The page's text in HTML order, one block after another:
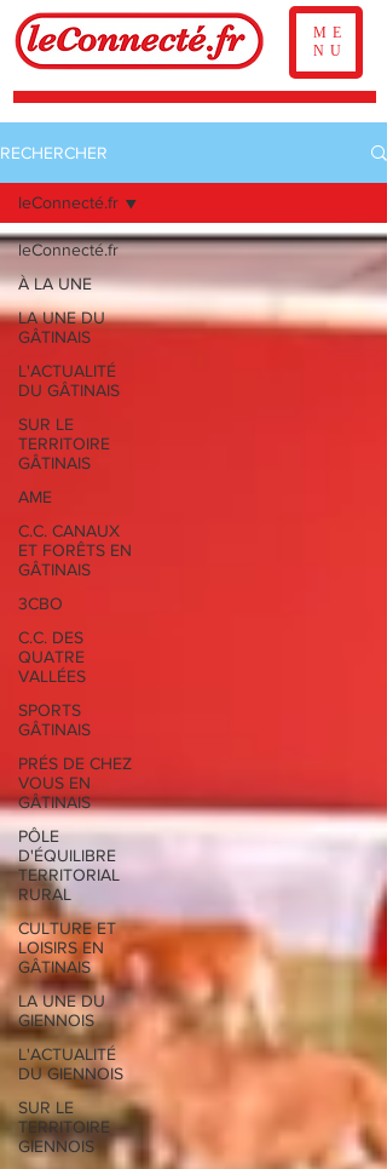
ME
NU
RECHERCHER
leConnecté.fr
À LA UNE
LA UNE DU
GÂTINAIS
L'ACTUALITÉ
DU GÂTINAIS
SUR LE
TERRITOIRE
GÂTINAIS
AME
C.C. CANAUX
ET FORÊTS EN
GÂTINAIS
3CBO
C.C. DES
QUATRE
VALLÉES
SPORTS
GÂTINAIS
PRÉS DE CHEZ
VOUS EN
GÂTINAIS
PÔLE
D'ÉQUILIBRE
TERRITORIAL
RURAL
CULTURE ET
LOISIRS EN
GÂTINAIS
LA UNE DU
GIENNOIS
L'ACTUALITÉ
DU GIENNOIS
SUR LE
TERRITOIRE
GIENNOIS
leConnecté.fr